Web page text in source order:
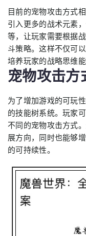
目前的宠物攻击方式
引入更多的战术元素
等，让玩家需要根据
斗策略。这样不仅可
培养玩家的战略思维能
宠物攻击方
为了增加游戏的可玩
的技能树系统。玩家
不同的宠物攻击方式
展方向，同时也能够
的可持续性。